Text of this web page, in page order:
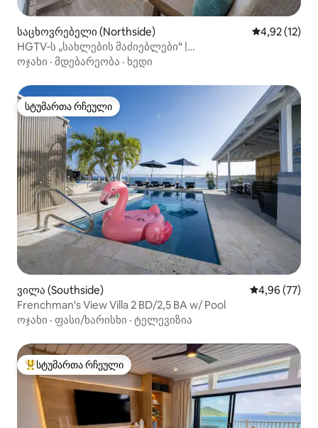
საცხოვრებელი (Northside) საშუალო
4,92 (12)
HGTV‑ს „სახლების მაძიებლები“ |
სამოთხის ჩანჩქერი — 3‑საძინებლიანი
ოჯახი · მდებარეობა · ხედი
სტუმართა რჩეული
სტუმართა რჩეული
ვილა (Southside) საშუალო
4,96 (77)
Frenchman's View Villa 2 BD/2,5 BA w/ Pool
ოჯახი · ფასი/ხარისხი · ტელევიზია
სტუმართა რჩეული მოწინავე ვარიანტი
სტუმართა რჩეული